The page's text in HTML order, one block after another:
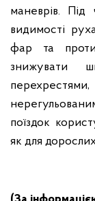
маневрів. Під
видимості
фар та
знижувати
поїздок
як для